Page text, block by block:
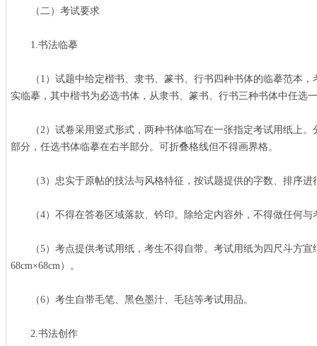
（二）考试要求
1.书法临摹
（1）试题中给定楷书、隶书、篆书、行书四种书体的临摹范本，
实临摹，其中楷书为必选书体，从隶书、篆书、行书三种书体中任选
（2）试卷采用竖式形式，两种书体临写在一张指定考试用纸上。
部分，任选书体临摹在右半部分。可折叠格线但不得画界格。
（3）忠实于原帖的技法与风格特征，按试题提供的字数、排序进
（4）不得在答卷区域落款、钤印。除给定内容外，不得做任何与
（5）考点提供考试用纸，考生不得自带。考试用纸为四尺斗方宣
68cm×68cm）。
（6）考生自带毛笔、黑色墨汁、毛毡等考试用品。
2.书法创作